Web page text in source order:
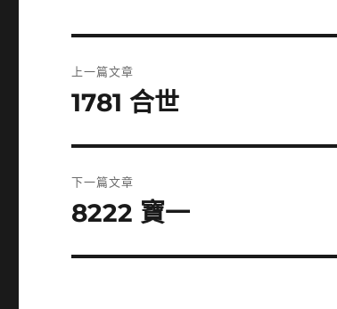
章
上一篇文章
上
篇
文
1781 合世
下一篇文章
下
篇
8222 寶一